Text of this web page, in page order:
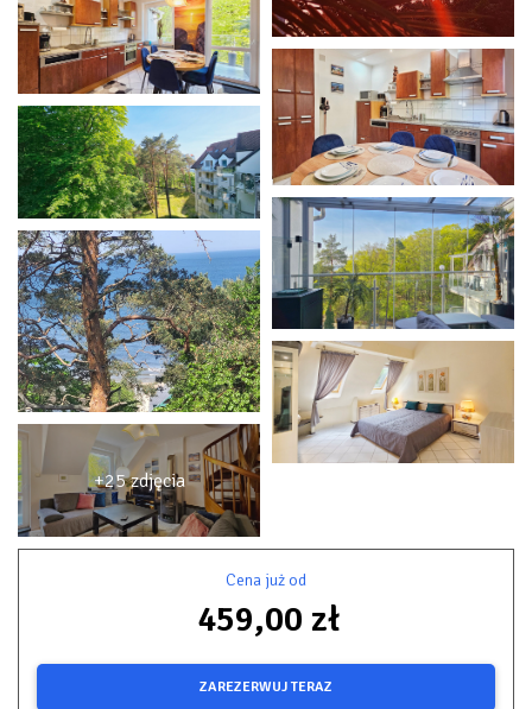
+25 zdjęcia
Cena już od
459,00 zł
ZAREZERWUJ TERAZ